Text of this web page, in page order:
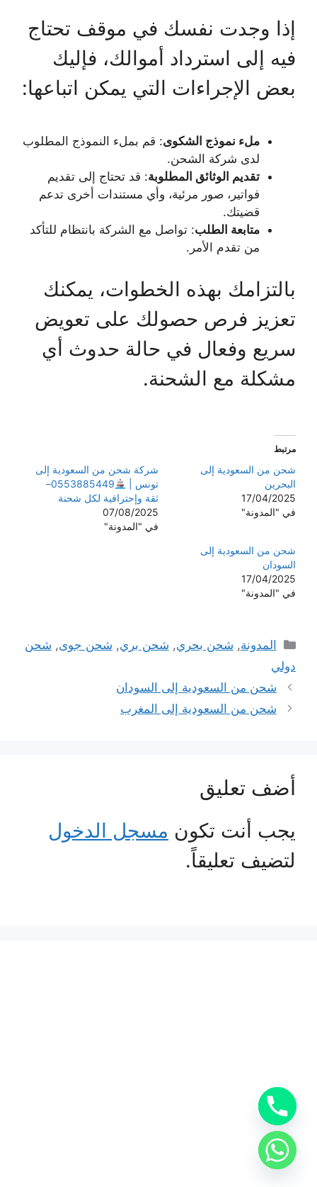
إذا وجدت نفسك في موقف تحتاج
فيه إلى استرداد أموالك، فإليك
بعض الإجراءات التي يمكن اتباعها:
ملء نموذج الشكوى: قم بملء النموذج المطلوب
لدى شركة الشحن.
تقديم الوثائق المطلوبة: قد تحتاج إلى تقديم
فواتير، صور مرئية، وأي مستندات أخرى تدعم
قضيتك.
متابعة الطلب: تواصل مع الشركة بانتظام للتأكد
من تقدم الأمر.
بالتزامك بهذه الخطوات، يمكنك
تعزيز فرص حصولك على تعويض
سريع وفعال في حالة حدوث أي
مشكلة مع الشحنة.
مرتبط
شحن من السعودية إلى
البحرين
17/04/2025
في "المدونة"
شركة شحن من السعودية إلى
تونس |
0553885449–
ثقة وإحترافية لكل شحنة
07/08/2025
في "المدونة"
شحن من السعودية إلى
السودان
17/04/2025
في "المدونة"
التصنيفات
المدونة, شحن بحري, شحن بري, شحن جوى, شحن
دولي
شحن من السعودية إلى السودان
شحن من السعودية إلى المغرب
أضف تعليق
يجب أنت تكون مسجل الدخول
لتضيف تعليقاً.
المملكة العربية السعودية
0553885449